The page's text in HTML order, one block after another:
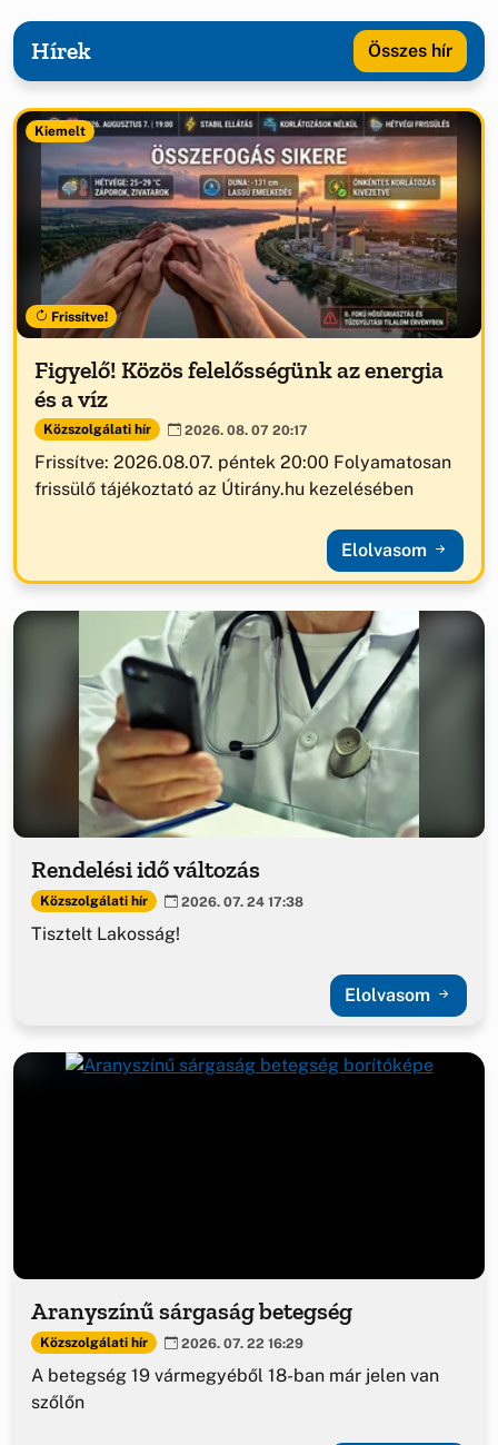
Hírek Összes hír
Kiemelt
Frissítve!
Figyelő! Közös felelősségünk az energia
és a víz
Közszolgálati hír 2026. 08. 07 20:17
Frissítve: 2026.08.07. péntek 20:00 Folyamatosan
frissülő tájékoztató az Útirány.hu kezelésében
Elolvasom
Rendelési idő változás
Közszolgálati hír 2026. 07. 24 17:38
Tisztelt Lakosság!
Elolvasom
Aranyszínű sárgaság betegség
Közszolgálati hír 2026. 07. 22 16:29
A betegség 19 vármegyéből 18-ban már jelen van
szőlőn